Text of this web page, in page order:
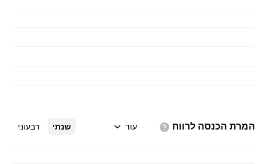
המרת הכנסה לרווח שנתי רבעוני עוד